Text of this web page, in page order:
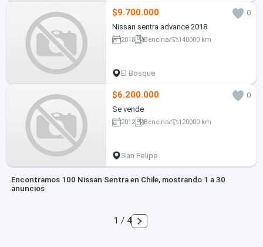
$9.700.000
0
Nissan sentra advance 2018
2018 Bencina 140000 km
El Bosque
$6.200.000
0
Se vende
2012 Bencina 120000 km
San Felipe
Encontramos 100 Nissan Sentra en Chile, mostrando 1 a 30
anuncios
1 / 4